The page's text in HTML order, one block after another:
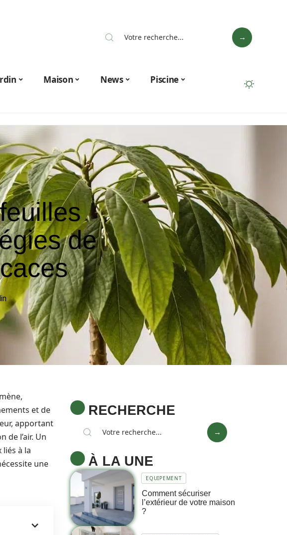
Maison News
Piscine
de
et de
apportant
de l’air. Un
à la
une
RECHERCHE
À LA UNE
EQUIPEMENT
Comment sécuriser
l’extérieur de votre maison
?